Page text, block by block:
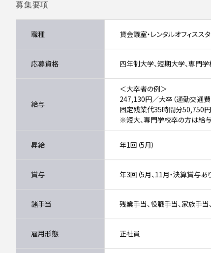
募集要項
職種 貸会議室・レンタルオフィスス
応募資格 四年制大学、短期大学、専門学
給与
＜大卒者の例＞
247,130円／大卒（通勤交通費
固定残業代35時間分50,750
※短大、専門学校卒の方は給与
昇給 年1回（5月）
賞与 年3回（5月、11月・決算賞与あり
諸手当 残業手当、役職手当、家族手当
雇用形態 正社員